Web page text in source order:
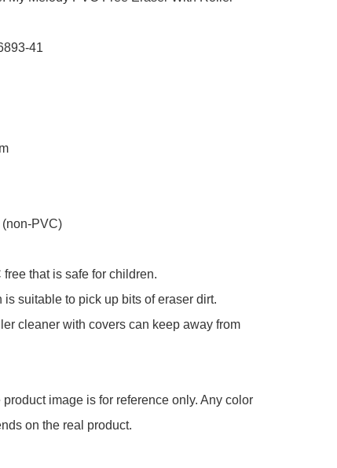
41
PVC)
free that is safe for children.
is suitable to pick up bits of eraser dirt.
cleaner with covers can keep away from
image is for reference only. Any color
on the real product.